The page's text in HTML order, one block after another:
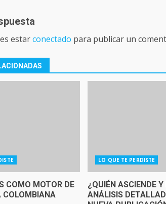
estarconectado para publicar un
COMO MOTOR DE
COLOMBIANA
LO QUE TE PERDISTE
¿QUIÉN ASCIENDE
ANÁLISIS